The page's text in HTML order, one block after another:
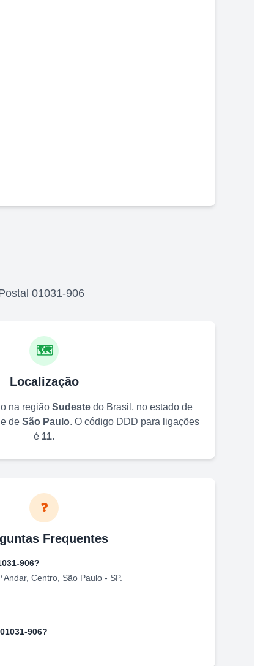
01031-906
🗺️
Localização
na região Sudeste do Brasil, no estado de
de São Paulo. O código DDD para ligações
é 11.
❓
Frequentes
906?
Andar, Centro São Paulo - SP.
01031-906?